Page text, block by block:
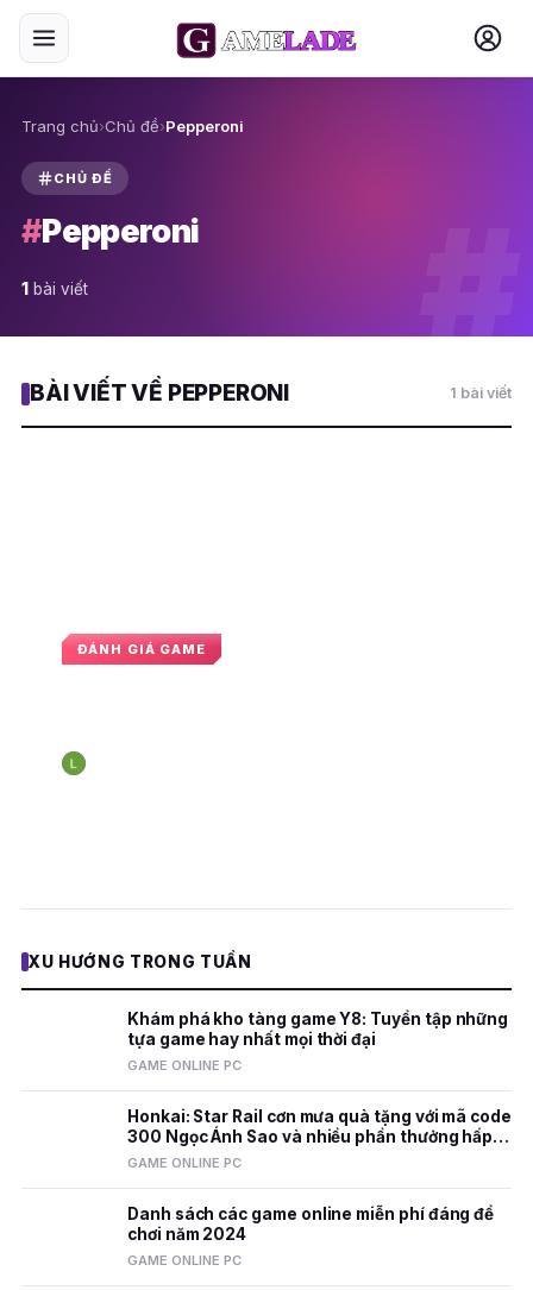
Trang chủ›Chủ đề›Pepperoni
CHỦ ĐỀ
#Pepperoni
1 bài viết #
BÀI VIẾT VỀ PEPPERONI 1 bài viết
ĐÁNH GIÁ GAME
N
XU HƯỚNG TRONG TUẦN
Khám phá kho tàng game Y8: Tuyển tập những
tựa game hay nhất mọi thời đại
GAME ONLINE PC
Honkai: Star Rail cơn mưa quà tặng với mã code
300 Ngọc Ánh Sao và nhiều phần thưởng hấp
dẫn
GAME ONLINE PC
Danh sách các game online miễn phí đáng để
chơi năm 2024
GAME ONLINE PC